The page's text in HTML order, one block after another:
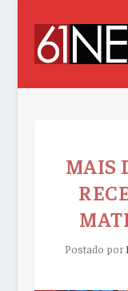
MAIS
Postado por